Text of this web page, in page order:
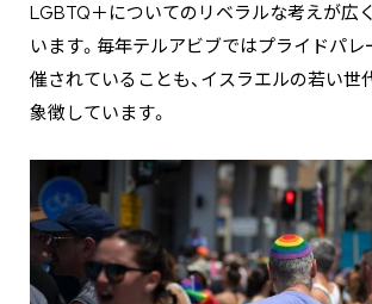
LGBTQ＋についてのリベラルな考えが広
います。毎年テルアビブではプライドパ
催されていることも、イスラエルの若い世
象徴しています。